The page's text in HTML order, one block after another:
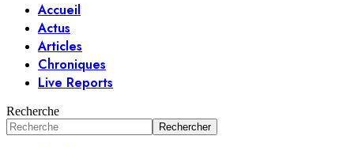
Accueil
Actus
Articles
Chroniques
Live Reports
Recherche